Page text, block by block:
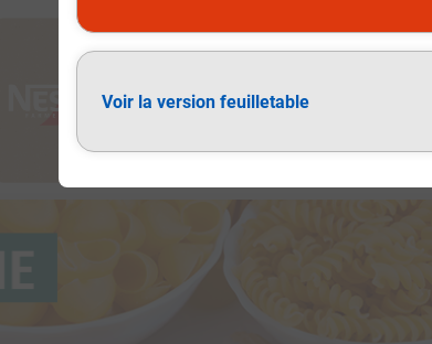
Voir la version feuilletable